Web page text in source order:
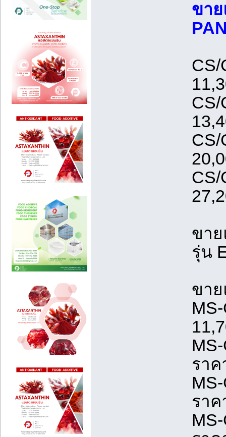
ขา
CS/
CS/
CS/
CS/
ขาย
รุ่น
ขา
ราค
ราค